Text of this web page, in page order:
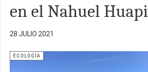
en el Nahuel Huapi
28 JULIO 2021
ECOLOGÍA